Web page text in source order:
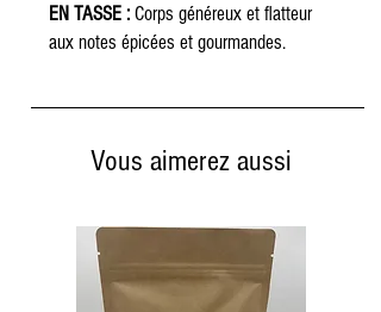
EN TASSE : Corps généreux et flatteur
aux notes épicées et gourmandes.
Vous aimerez aussi